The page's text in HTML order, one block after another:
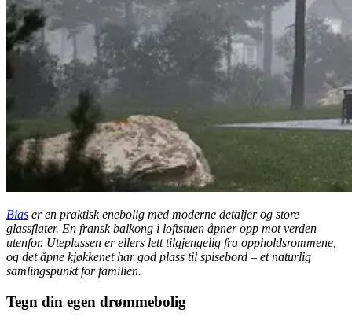
Bias er en praktisk enebolig med moderne detaljer og store
glassflater. En fransk balkong i loftstuen åpner opp mot verden
utenfor. Uteplassen er ellers lett tilgjengelig fra oppholdsrommene,
og det åpne kjøkkenet har god plass til spisebord – et naturlig
samlingspunkt for familien.
Tegn din egen drømmebolig